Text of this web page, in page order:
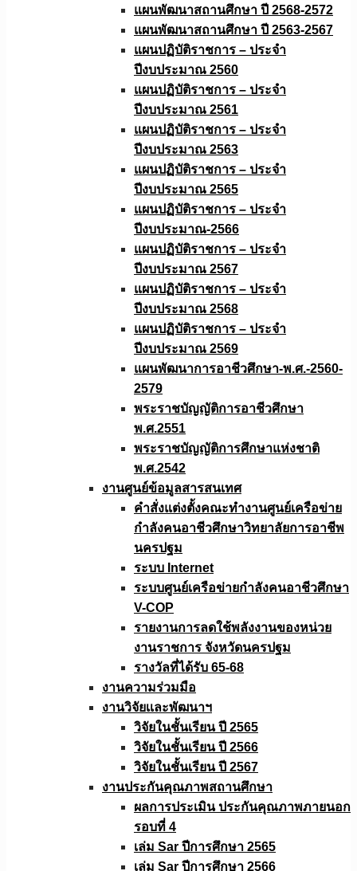
แผนพัฒนาสถานศึกษา ปี 2568-2572
แผนพัฒนาสถานศึกษา ปี 2563-2567
แผนปฏิบัติราชการ – ประจำ
ปีงบประมาณ 2560
แผนปฏิบัติราชการ – ประจำ
ปีงบประมาณ 2561
แผนปฏิบัติราชการ – ประจำ
ปีงบประมาณ 2563
แผนปฏิบัติราชการ – ประจำ
ปีงบประมาณ 2565
แผนปฏิบัติราชการ – ประจำ
ปีงบประมาณ-2566
แผนปฏิบัติราชการ – ประจำ
ปีงบประมาณ 2567
แผนปฏิบัติราชการ – ประจำ
ปีงบประมาณ 2568
แผนปฏิบัติราชการ – ประจำ
ปีงบประมาณ 2569
แผนพัฒนาการอาชีวศึกษา-พ.ศ.-2560-
2579
พระราชบัญญัติการอาชีวศึกษา
พ.ศ.2551
พระราชบัญญัติการศึกษาแห่งชาติ
พ.ศ.2542
งานศูนย์ข้อมูลสารสนเทศ
คำสั่งแต่งตั้งคณะทำงานศูนย์เครือข่าย
กำลังคนอาชีวศึกษาวิทยาลัยการอาชีพ
นครปฐม
ระบบ Internet
ระบบศูนย์เครือข่ายกำลังคนอาชีวศึกษา
V-COP
รายงานการลดใช้พลังงานของหน่วย
งานราชการ จังหวัดนครปฐม
รางวัลที่ได้รับ 65-68
งานความร่วมมือ
งานวิจัยเเละพัฒนาฯ
วิจัยในชั้นเรียน ปี 2565
วิจัยในชั้นเรียน ปี 2566
วิจัยในชั้นเรียน ปี 2567
งานประกันคุณภาพสถานศึกษา
ผลการประเมิน ประกันคุณภาพภายนอก
รอบที่ 4
เล่ม Sar ปีการศึกษา 2565
เล่ม Sar ปีการศึกษา 2566